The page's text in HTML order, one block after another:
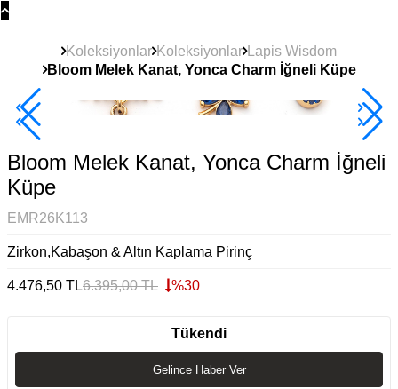
Koleksiyonlar Koleksiyonlar Lapis Wisdom
Bloom Melek Kanat, Yonca Charm İğneli Küpe
2+ Ürüne +%10
Bloom Melek Kanat, Yonca Charm İğneli
Küpe
EMR26K113
Zirkon,Kabaşon & Altın Kaplama Pirinç
4.476,50 TL6.395,00TL %30
Tükendi
Gelince Haber Ver